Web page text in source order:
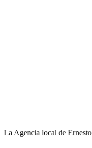
La Agencia local de Ernesto